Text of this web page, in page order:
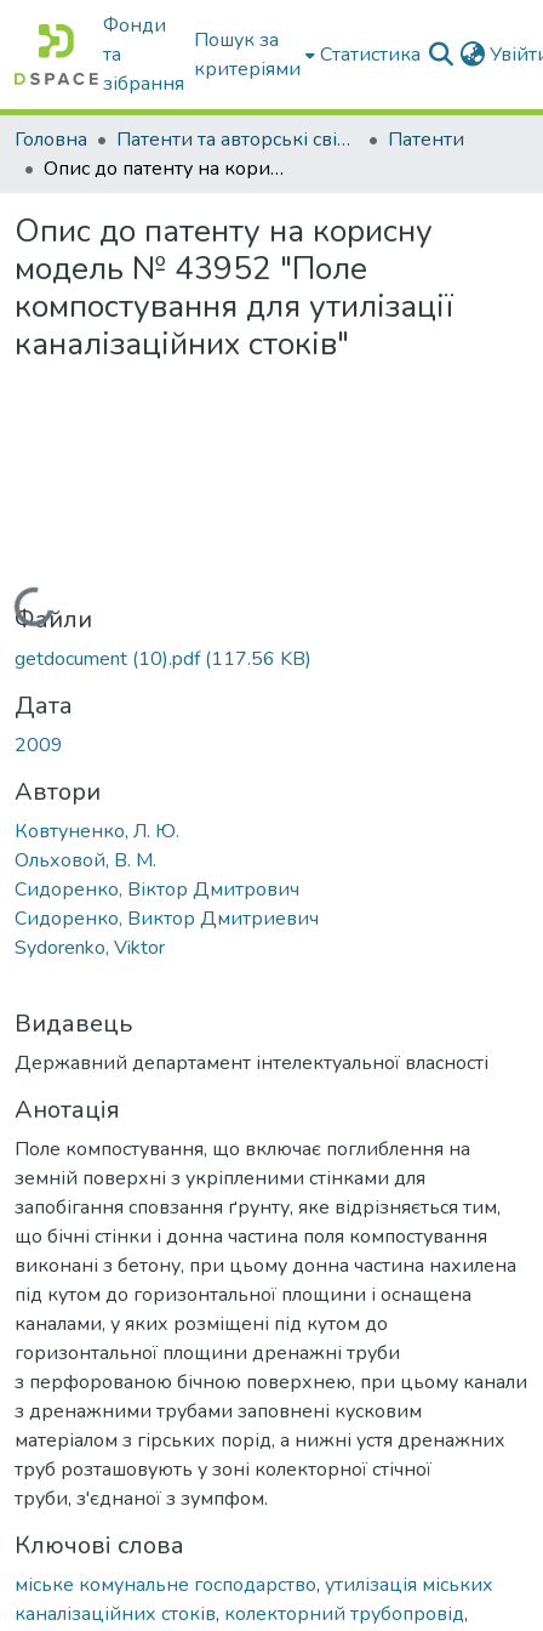
Фонди
та
зібрання
Пошук за
критеріями
Статистика
Головна Патенти та авторські свідоцтва
Патенти
Опис до патенту на корисну модель № 43952 "Поле компостування для утилізації каналізаційних стоків"
Опис до патенту на корисну
модель № 43952 "Поле
компостування для утилізації
каналізаційних стоків"
Вантажиться...
Файли
getdocument (10).pdf(117.56 KB)
Дата
2009
Автори
Ковтуненко, Л. Ю.
Ольховой, В. М.
Сидоренко, Віктор Дмитрович
Сидоренко, Виктор Дмитриевич
Sydorenko, Viktor
Видавець
Державний департамент інтелектуальної власності
Анотація
Поле компостування, що включає поглиблення на
земній поверхні з укріпленими стінками для
запобігання сповзання ґрунту, яке відрізняється тим,
що бічні стінки і донна частина поля компостування
виконані з бетону, при цьому донна частина нахилена
під кутом до горизонтальної площини і оснащена
каналами, у яких розміщені під кутом до
горизонтальної площини дренажні труби
з перфорованою бічною поверхнею, при цьому канали
з дренажними трубами заповнені кусковим
матеріалом з гірських порід, а нижні устя дренажних
труб розташовують у зоні колекторної стічної
труби, з'єднаної з зумпфом.
Ключові слова
міське комунальне господарство, утилізація міських
каналізаційних стоків, колекторний трубопровід,